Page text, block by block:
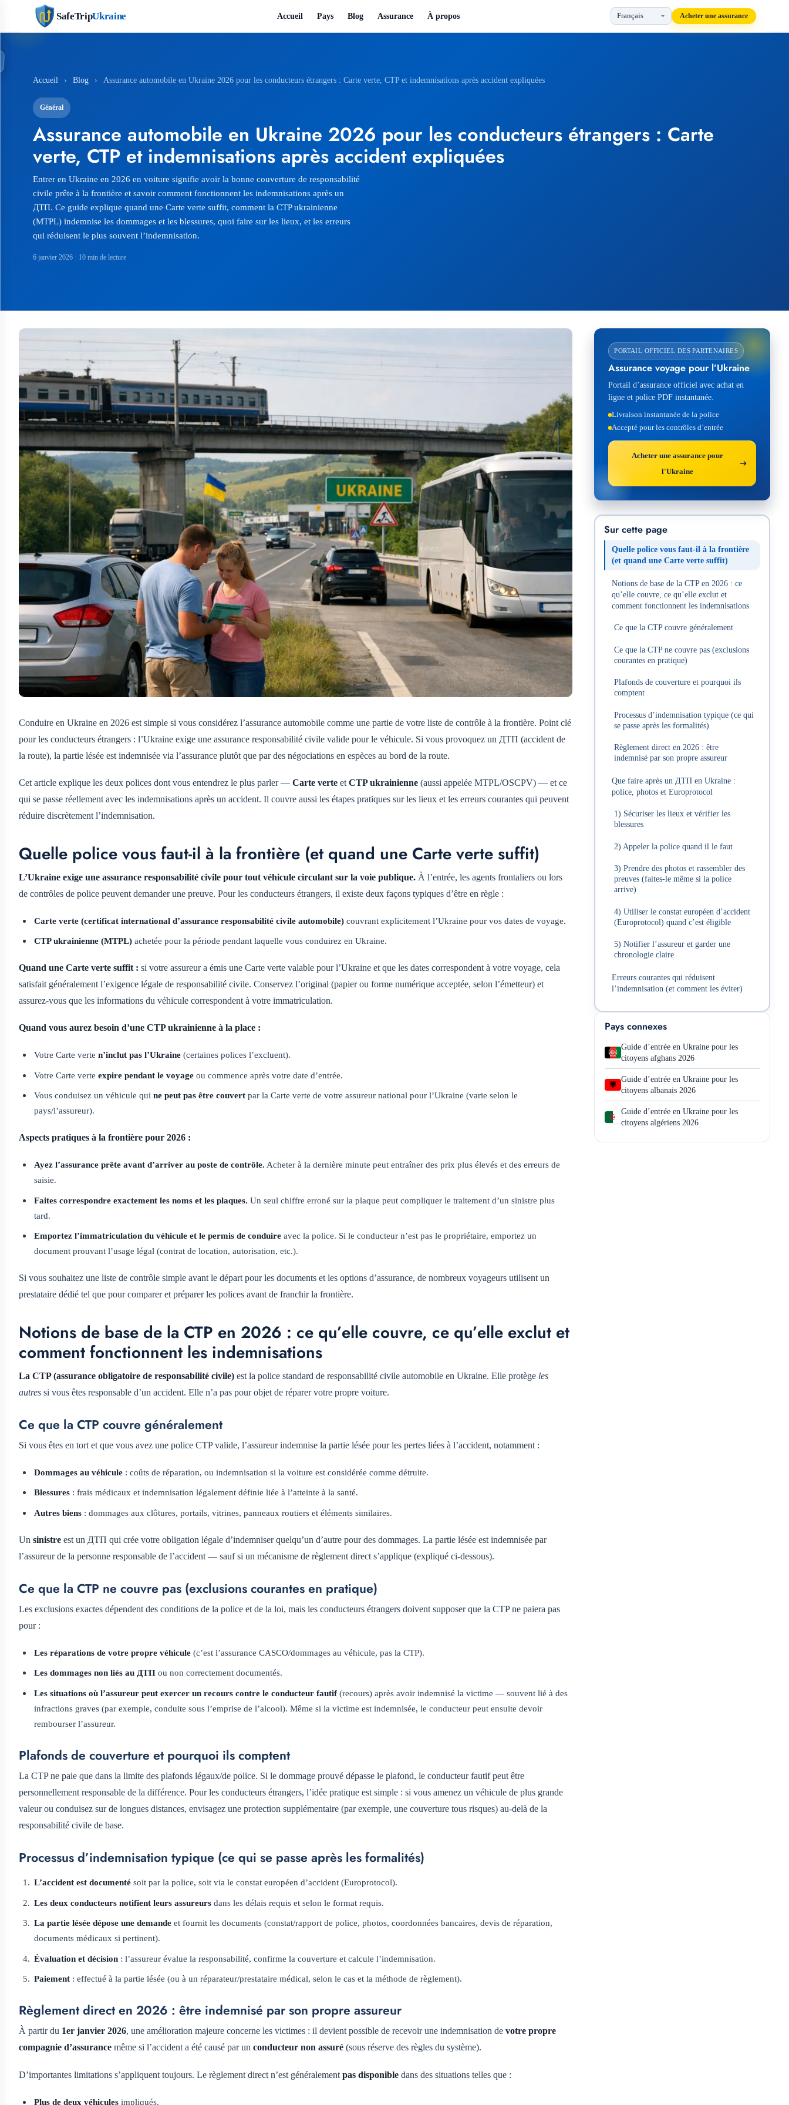
SafeTripUkraine Accueil Pays Blog Assurance À propos Acheter une assurance
Accueil › Blog › Assurance automobile en Ukraine 2026 pour les conducteurs étrangers : Carte verte, CTP et indemnisations après accident expliquées
Général
Assurance automobile en Ukraine 2026 pour les conducteurs étrangers : Carte
verte, CTP et indemnisations après accident expliquées
Entrer en Ukraine en 2026 en voiture signifie avoir la bonne couverture de responsabilité
civile prête à la frontière et savoir comment fonctionnent les indemnisations après un
ДТП. Ce guide explique quand une Carte verte suffit, comment la CTP ukrainienne
(MTPL) indemnise les dommages et les blessures, quoi faire sur les lieux, et les erreurs
qui réduisent le plus souvent l’indemnisation.
6 janvier 2026 · 10 min de lecture
Conduire en Ukraine en 2026 est simple si vous considérez l’assurance automobile comme une partie de votre liste de contrôle à la frontière. Point clé
pour les conducteurs étrangers : l’Ukraine exige une assurance responsabilité civile valide pour le véhicule. Si vous provoquez un ДТП (accident de
la route), la partie lésée est indemnisée via l’assurance plutôt que par des négociations en espèces au bord de la route.
Cet article explique les deux polices dont vous entendrez le plus parler — Carte verte et CTP ukrainienne (aussi appelée MTPL/OSCPV) — et ce
qui se passe réellement avec les indemnisations après un accident. Il couvre aussi les étapes pratiques sur les lieux et les erreurs courantes qui peuvent
réduire discrètement l’indemnisation.
Quelle police vous faut-il à la frontière (et quand une Carte verte suffit)
L’Ukraine exige une assurance responsabilité civile pour tout véhicule circulant sur la voie publique. À l’entrée, les agents frontaliers ou lors
de contrôles de police peuvent demander une preuve. Pour les conducteurs étrangers, il existe deux façons typiques d’être en règle :
Carte verte (certificat international d’assurance responsabilité civile automobile) couvrant explicitement l’Ukraine pour vos dates de voyage.
CTP ukrainienne (MTPL) achetée pour la période pendant laquelle vous conduirez en Ukraine.
Quand une Carte verte suffit : si votre assureur a émis une Carte verte valable pour l’Ukraine et que les dates correspondent à votre voyage, cela
satisfait généralement l’exigence légale de responsabilité civile. Conservez l’original (papier ou forme numérique acceptée, selon l’émetteur) et
assurez-vous que les informations du véhicule correspondent à votre immatriculation.
Quand vous aurez besoin d’une CTP ukrainienne à la place :
Votre Carte verten’inclut pas l’Ukraine (certaines polices l’excluent).
Votre Carte verteexpire pendant le voyage ou commence après votre date d’entrée.
Vous conduisez un véhicule quine peut pas être couvert par la Carte verte de votre assureur national pour l’Ukraine (varie selon le
pays/l’assureur).
Aspects pratiques à la frontière pour 2026 :
Ayez l’assurance prête avant d’arriver au poste de contrôle. Acheter à la dernière minute peut entraîner des prix plus élevés et des erreurs de
saisie.
Faites correspondre exactement les noms et les plaques. Un seul chiffre erroné sur la plaque peut compliquer le traitement d’un sinistre plus
tard.
Emportez l’immatriculation du véhicule et le permis de conduire avec la police. Si le conducteur n’est pas le propriétaire, emportez un
document prouvant l’usage légal (contrat de location, autorisation, etc.).
Si vous souhaitez une liste de contrôle simple avant le départ pour les documents et les options d’assurance, de nombreux voyageurs utilisent un
prestataire dédié tel que pour comparer et préparer les polices avant de franchir la frontière.
Notions de base de la CTP en 2026 : ce qu’elle couvre, ce qu’elle exclut et
comment fonctionnent les indemnisations
La CTP (assurance obligatoire de responsabilité civile) est la police standard de responsabilité civile automobile en Ukraine. Elle protège les
autres si vous êtes responsable d’un accident. Elle n’a pas pour objet de réparer votre propre voiture.
Ce que la CTP couvre généralement
Si vous êtes en tort et que vous avez une police CTP valide, l’assureur indemnise la partie lésée pour les pertes liées à l’accident, notamment :
Dommages au véhicule : coûts de réparation, ou indemnisation si la voiture est considérée comme détruite.
Blessures : frais médicaux et indemnisation légalement définie liée à l’atteinte à la santé.
Autres biens : dommages aux clôtures, portails, vitrines, panneaux routiers et éléments similaires.
Un sinistre est un ДТП qui crée votre obligation légale d’indemniser quelqu’un d’autre pour des dommages. La partie lésée est indemnisée par
l’assureur de la personne responsable de l’accident — sauf si un mécanisme de règlement direct s’applique (expliqué ci-dessous).
Ce que la CTP ne couvre pas (exclusions courantes en pratique)
Les exclusions exactes dépendent des conditions de la police et de la loi, mais les conducteurs étrangers doivent supposer que la CTP ne paiera pas
pour :
Les réparations de votre propre véhicule (c’est l’assurance CASCO/dommages au véhicule, pas la CTP).
Les dommages non liés au ДТП ou non correctement documentés.
Les situations où l’assureur peut exercer un recours contre le conducteur fautif(recours) après avoir indemnisé la victime — souvent lié à des
infractions graves (par exemple, conduite sous l’emprise de l’alcool). Même si la victime est indemnisée, le conducteur peut ensuite devoir
rembourser l’assureur.
Plafonds de couverture et pourquoi ils comptent
La CTP ne paie que dans la limite des plafonds légaux/de police. Si le dommage prouvé dépasse le plafond, le conducteur fautif peut être
personnellement responsable de la différence. Pour les conducteurs étrangers, l’idée pratique est simple : si vous amenez un véhicule de plus grande
valeur ou conduisez sur de longues distances, envisagez une protection supplémentaire (par exemple, une couverture tous risques) au-delà de la
responsabilité civile de base.
Processus d’indemnisation typique (ce qui se passe après les formalités)
L’accident est documenté soit par la police, soit via le constat européen d’accident (Europrotocol).
Les deux conducteurs notifient leurs assureurs dans les délais requis et selon le format requis.
La partie lésée dépose une demande et fournit les documents (constat/rapport de police, photos, coordonnées bancaires, devis de réparation,
documents médicaux si pertinent).
Évaluation et décision : l’assureur évalue la responsabilité, confirme la couverture et calcule l’indemnisation.
Paiement : effectué à la partie lésée (ou à un réparateur/prestataire médical, selon le cas et la méthode de règlement).
Règlement direct en 2026 : être indemnisé par son propre assureur
À partir du 1er janvier 2026, une amélioration majeure concerne les victimes : il devient possible de recevoir une indemnisation de votre propre
compagnie d’assurance même si l’accident a été causé par un conducteur non assuré (sous réserve des règles du système).
D’importantes limitations s’appliquent toujours. Le règlement direct n’est généralement pas disponible dans des situations telles que :
Plus de deux véhicules impliqués.
PORTAIL OFFICIEL DES PARTENAIRES
Assurance voyage pour l’Ukraine
Portail d’assurance officiel avec achat en
ligne et police PDF instantanée.
Livraison instantanée de la police
Accepté pour les contrôles d’entrée
Acheter une assurance pour
l'Ukraine
Sur cette page
Quelle police vous faut-il à la frontière
(et quand une Carte verte suffit)
Notions de base de la CTP en 2026 : ce
qu’elle couvre, ce qu’elle exclut et
comment fonctionnent les indemnisations
Ce que la CTP couvre généralement
Ce que la CTP ne couvre pas (exclusions
courantes en pratique)
Plafonds de couverture et pourquoi ils
comptent
Processus d’indemnisation typique (ce qui
se passe après les formalités)
Règlement direct en 2026 : être
indemnisé par son propre assureur
Que faire après un ДТП en Ukraine :
police, photos et Europrotocol
1) Sécuriser les lieux et vérifier les
blessures
2) Appeler la police quand il le faut
3) Prendre des photos et rassembler des
preuves (faites-le même si la police
arrive)
4) Utiliser le constat européen d’accident
(Europrotocol) quand c’est éligible
5) Notifier l’assureur et garder une
chronologie claire
Erreurs courantes qui réduisent
l’indemnisation (et comment les éviter)
Pays connexes
Guide d’entrée en Ukraine pour les
citoyens afghans 2026
Guide d’entrée en Ukraine pour les
citoyens albanais 2026
Guide d’entrée en Ukraine pour les
citoyens algériens 2026